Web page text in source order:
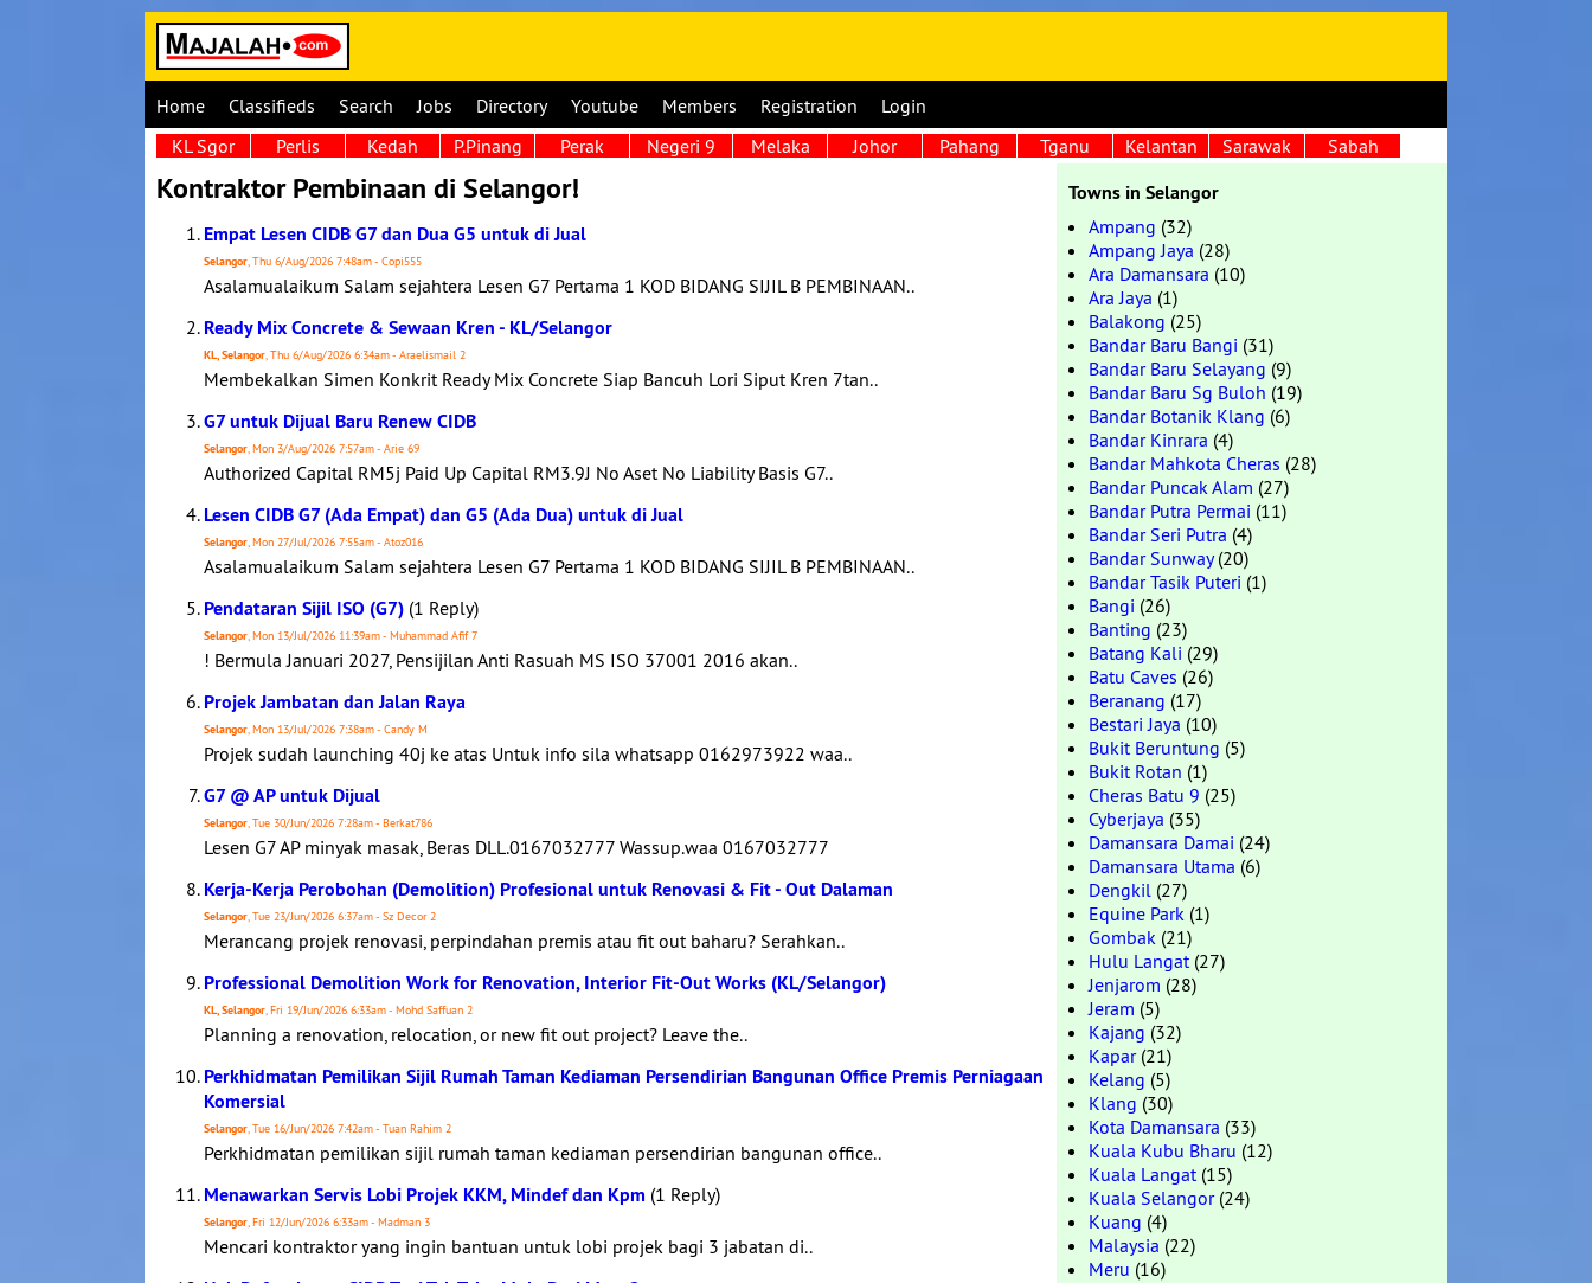
Home Classifieds Search Jobs Directory Youtube Members Registration
Login
KL Sgor
Perlis Kedah P.Pinang Perak Negeri 9 Melaka Johor Pahang Tganu Kelantan Sarawak Sabah
Kontraktor Pembinaan di Selangor!
Empat Lesen CIDB G7 dan Dua G5 untuk di Jual
Selangor, Thu 6/Aug/2026 7:48am - Copi555
Asalamualaikum Salam sejahtera Lesen G7 Pertama 1 KOD BIDANG SIJIL B PEMBINAAN..
Ready Mix Concrete & Sewaan Kren - KL/Selangor
KL, Selangor, Thu 6/Aug/2026 6:34am - Araelismail 2
Membekalkan Simen Konkrit Ready Mix Concrete Siap Bancuh Lori Siput Kren 7tan..
G7 untuk Dijual Baru Renew CIDB
Selangor, Mon 3/Aug/2026 7:57am - Arie 69
Authorized Capital RM5j Paid Up Capital RM3.9J No Aset No Liability Basis G7..
Lesen CIDB G7 (Ada Empat) dan G5 (Ada Dua) untuk di Jual
Selangor, Mon 27/Jul/2026 7:55am - Atoz016
Asalamualaikum Salam sejahtera Lesen G7 Pertama 1 KOD BIDANG SIJIL B PEMBINAAN..
Pendataran Sijil ISO (G7) (1 Reply)
Selangor, Mon 13/Jul/2026 11:39am - Muhammad Afif 7
! Bermula Januari 2027, Pensijilan Anti Rasuah MS ISO 37001 2016 akan..
Projek Jambatan dan Jalan Raya
Selangor, Mon 13/Jul/2026 7:38am - Candy M
Projek sudah launching 40j ke atas Untuk info sila whatsapp 0162973922 waa..
G7 @ AP untuk Dijual
Selangor, Tue 30/Jun/2026 7:28am - Berkat786
Lesen G7 AP minyak masak, Beras DLL.0167032777 Wassup.waa 0167032777
Kerja-Kerja Perobohan (Demolition) Profesional untuk Renovasi & Fit - Out Dalaman
Selangor, Tue 23/Jun/2026 6:37am - Sz Decor 2
Merancang projek renovasi, perpindahan premis atau fit out baharu? Serahkan..
Professional Demolition Work for Renovation, Interior Fit-Out Works (KL/Selangor)
KL, Selangor, Fri 19/Jun/2026 6:33am - Mohd Saffuan 2
Planning a renovation, relocation, or new fit out project? Leave the..
Perkhidmatan Pemilikan Sijil Rumah Taman Kediaman Persendirian Bangunan Office Premis Perniagaan
Komersial
Selangor, Tue 16/Jun/2026 7:42am - Tuan Rahim 2
Perkhidmatan pemilikan sijil rumah taman kediaman persendirian bangunan office..
Menawarkan Servis Lobi Projek KKM, Mindef dan Kpm (1 Reply)
Selangor, Fri 12/Jun/2026 6:33am - Madman 3
Mencari kontraktor yang ingin bantuan untuk lobi projek bagi 3 jabatan di..
Towns in Selangor
Ampang (32)
Ampang Jaya (28)
Ara Damansara (10)
Ara Jaya (1)
Balakong (25)
Bandar Baru Bangi (31)
Bandar Baru Selayang (9)
Bandar Baru Sg Buloh (19)
Bandar Botanik Klang (6)
Bandar Kinrara (4)
Bandar Mahkota Cheras (28)
Bandar Puncak Alam (27)
Bandar Putra Permai (11)
Bandar Seri Putra (4)
Bandar Sunway(20)
Bandar Tasik Puteri (1)
Bangi (26)
Banting (23)
Batang Kali (29)
Batu Caves (26)
Beranang (17)
Bestari Jaya (10)
Bukit Beruntung (5)
Bukit Rotan (1)
Cheras Batu 9 (25)
Cyberjaya (35)
Damansara Damai (24)
Damansara Utama (6)
Dengkil (27)
Equine Park (1)
Gombak (21)
Hulu Langat(27)
Jenjarom (28)
Jeram (5)
Kajang (32)
Kapar(21)
Kelang (5)
Klang (30)
Kota Damansara (33)
Kuala Kubu Bharu (12)
Kuala Langat(15)
Kuala Selangor(24)
Kuang (4)
Malaysia (22)
Meru (16)